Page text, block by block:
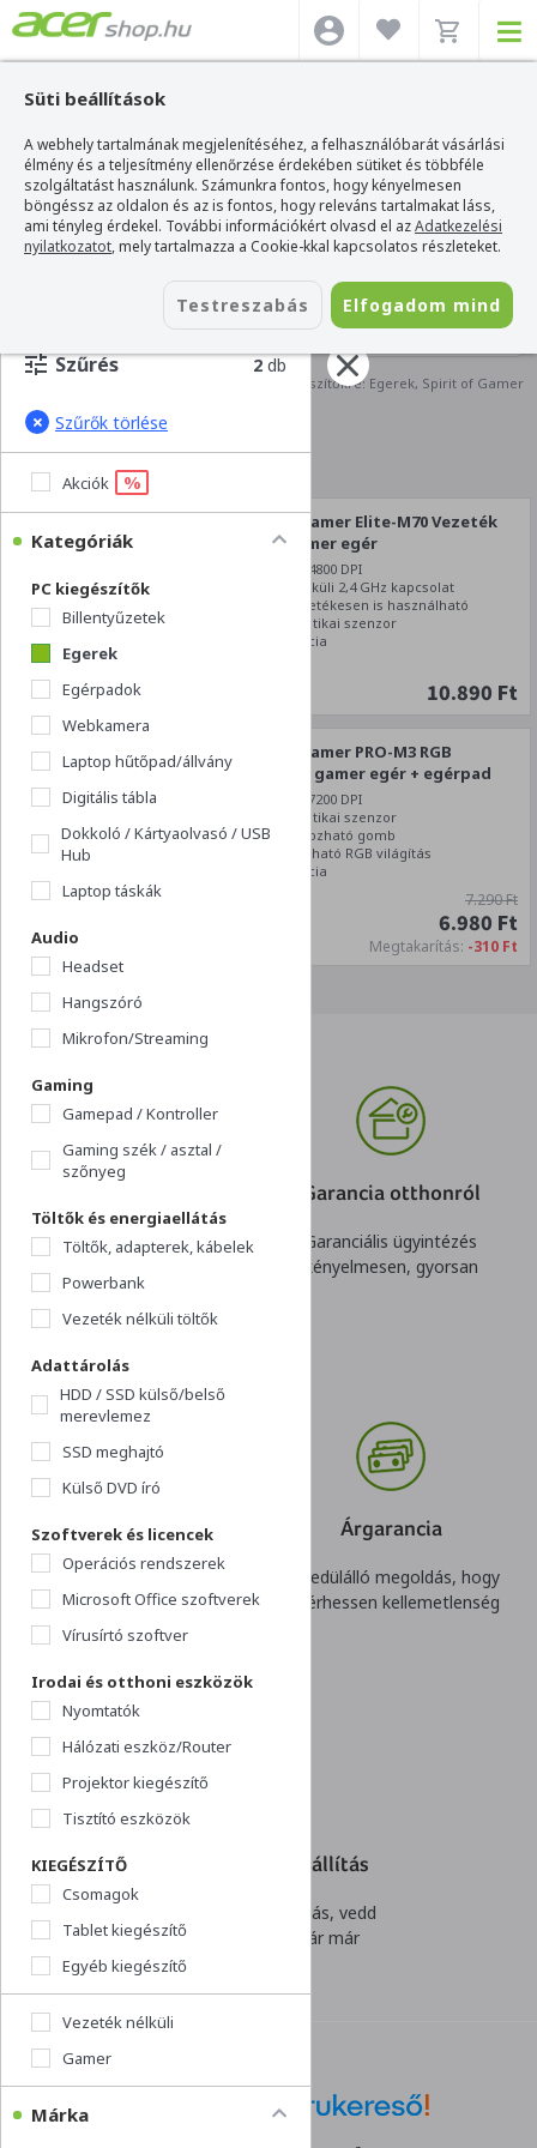
Süti beállítások
A webhely tartalmának megjelenítéséhez, a felhasználóbarát vásárlási
élmény és a teljesítmény ellenőrzése érdekében sütiket és többféle
szolgáltatást használunk. Számunkra fontos, hogy kényelmesen
böngéssz az oldalon és az is fontos, hogy releváns tartalmakat láss,
ami tényleg érdekel. További információkért olvasd el azAdatkezelési
nyilatkozatot, mely tartalmazza a Cookie-kkal kapcsolatos részleteket.
Testreszabás
Elfogadom mind
Keresés kiegészítőkre: Egerek, Spirit of Gamer
Szűrés 2 db
Szűrők törlése
Akciók %
Kategóriák
PC kiegészítők
Billentyűzetek
Egerek
Egérpadok
Webkamera
Laptop hűtőpad/állvány
Digitális tábla
Dokkoló / Kártyaolvasó / USB
Hub
Laptop táskák
Audio
Headset
Hangszóró
Mikrofon/Streaming
Gaming
Gamepad / Kontroller
Gaming szék / asztal /
szőnyeg
Töltők és energiaellátás
Töltők, adapterek, kábelek
Powerbank
Vezeték nélküli töltők
Adattárolás
HDD / SSD külső/belső
merevlemez
SSD meghajtó
Külső DVD író
Szoftverek és licencek
Operációs rendszerek
Microsoft Office szoftverek
Vírusírtó szoftver
Irodai és otthoni eszközök
Nyomtatók
Hálózati eszköz/Router
Projektor kiegészítő
Tisztító eszközök
KIEGÉSZÍTŐ
Csomagok
Tablet kiegészítő
Egyéb kiegészítő
Vezeték nélküli
Gamer
Márka
Ezekre szűrtél:
Egerek
Spirit of Gamer
Spirit of Gamer Elite-M70 Vezeték
nélküli gamer egér
Maximum 4800 DPI
Vezetéknélküli 2,4 GHz kapcsolat
Hibrid, vezetékesen is használható
Állítható optikai szenzor
2 év garancia
10.890 Ft
Spirit of Gamer PRO-M3 RGB
Vezetékes gamer egér + egérpad
Maximum 7200 DPI
Állítható optikai szenzor
8 programozható gomb
Testreszabható RGB világítás
2 év garancia
7.290 Ft
6.980 Ft
Megtakarítás: -310 Ft
Kényelmes és gyors
rugalmas konstrukció
Garancia otthonról
Garanciális ügyintézés
kényelmesen, gyorsan
Visszavásárlási
garancia
Nincs kockázata egy gyors
döntésnek. Akár cégeknek
Árgarancia
Egyedülálló megoldás, hogy
ne érhessen kellemetlenség
Akár 1 napos szállítás
Villámgyors kiszállítás, vedd
át rendelésed akár már